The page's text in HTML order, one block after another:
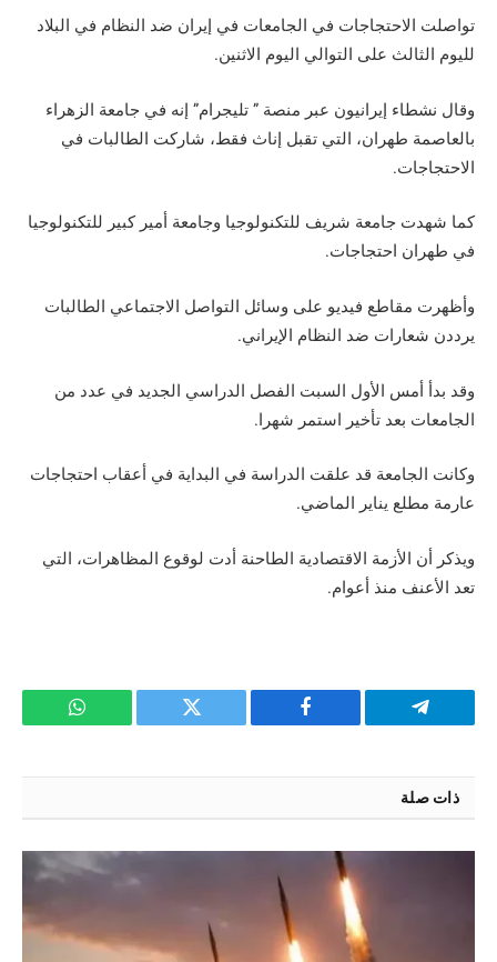
تواصلت الاحتجاجات في الجامعات في إيران ضد النظام في البلاد
لليوم الثالث على التوالي اليوم الاثنين.
وقال نشطاء إيرانيون عبر منصة ” تليجرام” إنه في جامعة الزهراء
بالعاصمة طهران، التي تقبل إناث فقط، شاركت الطالبات في
الاحتجاجات.
كما شهدت جامعة شريف للتكنولوجيا وجامعة أمير كبير للتكنولوجيا
في طهران احتجاجات.
وأظهرت مقاطع فيديو على وسائل التواصل الاجتماعي الطالبات
يرددن شعارات ضد النظام الإيراني.
وقد بدأ أمس الأول السبت الفصل الدراسي الجديد في عدد من
الجامعات بعد تأخير استمر شهرا.
وكانت الجامعة قد علقت الدراسة في البداية في أعقاب احتجاجات
عارمة مطلع يناير الماضي.
ويذكر أن الأزمة الاقتصادية الطاحنة أدت لوقوع المظاهرات، التي
تعد الأعنف منذ أعوام.
تيلقرام فيسبوك تويتر واتساب
ذات صلة